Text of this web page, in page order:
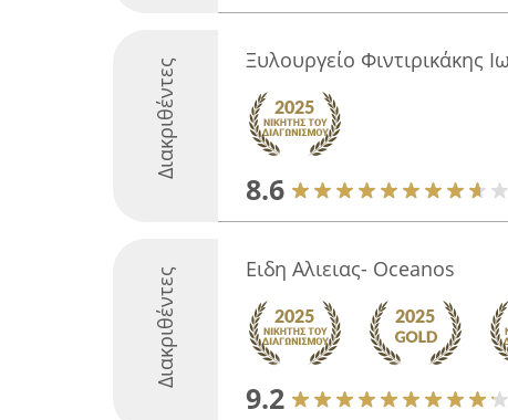
Διακριθέντες Ξυλουργείο Φιντιρικάκης
8.6
Διακριθέντες Ειδη Αλιειας- Oceanos
9.2